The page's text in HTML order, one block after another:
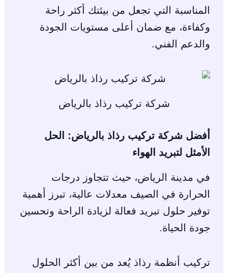
المناسبة التي تجعل من بيئتك أكثر راحة
وكفاءة، مع ضمان أعلى مستويات الجودة
والدعم الفني.
شركة تركيب رذاذ بالرياض
أفضل شركة تركيب رذاذ بالرياض: الحل
الأمثل لتبريد الهواء
في مدينة الرياض، حيث تتجاوز درجات
الحرارة في الصيف معدلات عالية، تبرز أهمية
توفير حلول تبريد فعالة لزيادة الراحة وتحسين
جودة الحياة.
تركيب أنظمة رذاذ يُعد من بين أكثر الحلول